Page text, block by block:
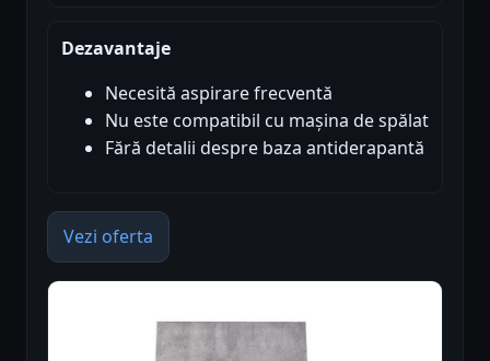
Dezavantaje
Necesită aspirare frecventă
Nu este compatibil cu mașina de spălat
Fără detalii despre baza antiderapantă
Vezi oferta